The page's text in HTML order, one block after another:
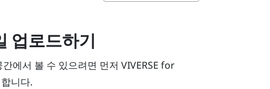
업로드하기
에서 볼 수 있으려면 먼저 VIVERSE for
니다.